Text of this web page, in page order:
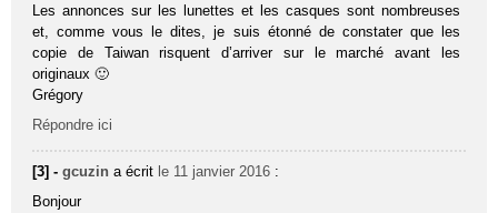
Les annonces sur les lunettes et les casques sont nombreuses
et, comme vous le dites, je suis étonné de constater que les
copie de Taiwan risquent d’arriver sur le marché avant les
originaux 🙂
Grégory
Répondre ici
[3] -gcuzin a écrit le 11 janvier 2016 :
Bonjour